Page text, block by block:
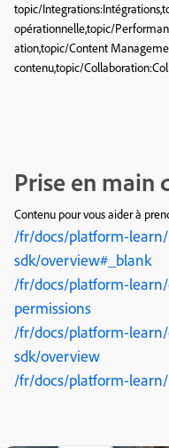
topic/
opérationnelle,topic/
ation,topic/Content
contenu,topic/
Prise en main
Contenu pour vous aider à
/fr/docs/platform-
sdk/overview#_blank
/fr/docs/platform-
permissions
/fr/docs/platform-
sdk/overview
/fr/docs/platform-